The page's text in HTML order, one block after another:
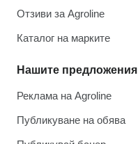
Отзиви за Agroline
Каталог на марките
Нашите предложения
Реклама на Agroline
Публикуване на обява